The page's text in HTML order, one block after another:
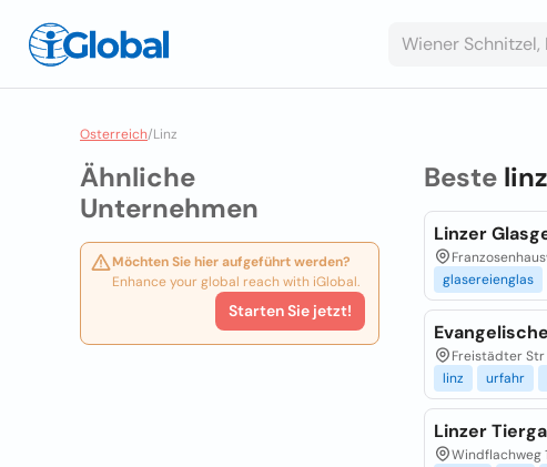
Osterreich/Linz
Ähnliche
Unternehmen
Möchten Sie hier aufgeführt werden?
Enhance your global reach with iGlobal.
Starten Sie jetzt!
Beste
Linzer
glasereienglas
Freistädter Str
linz
urfahr
Linzer
Windflachweg